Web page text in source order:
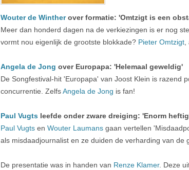
Wouter de Wintherover formatie: 'Omtzigt is een
Meer dan honderd dagen na de verkiezingen is er nog
vormt nou eigenlijk de grootste blokkade? Pieter Omtzigt
Angela de Jong over Europapa: 'Helemaal geweldig'
De Songfestival-hit 'Europapa' van Joost Klein is razend
concurrentie. Zelfs Angela de Jong is fan!
Paul Vugts leefde onder zware dreiging: 'Enorm
Paul Vugts en Wouter Laumans gaan vertellen
als misdaadjournalist en ze duiden de verharding van de
De presentatie was in handen van Renze Klamer. Deze